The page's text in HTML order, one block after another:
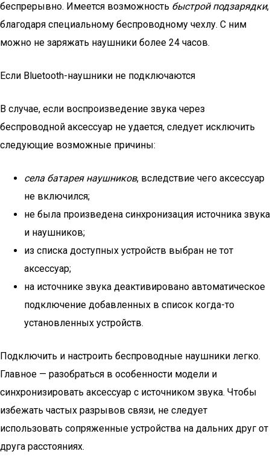
беспрерывно. Имеется возможность быстрой подзарядки,
благодаря специальному беспроводному чехлу. С ним
можно не заряжать наушники более 24 часов.
Если Bluetooth-наушники не подключаются
В случае, если воспроизведение звука через
беспроводной аксессуар не удается, следует исключить
следующие возможные причины:
села батарея наушников, вследствие чего аксессуар
не включился;
не была произведена синхронизация источника звука
и наушников;
из списка доступных устройств выбран не тот
аксессуар;
на источнике звука деактивировано автоматическое
подключение добавленных в список когда-то
установленных устройств.
Подключить и настроить беспроводные наушники легко.
Главное — разобраться в особенности модели и
синхронизировать аксессуар с источником звука. Чтобы
избежать частых разрывов связи, не следует
использовать сопряженные устройства на дальних друг от
друга расстояниях.